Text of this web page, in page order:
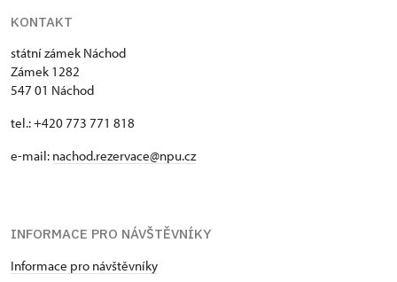
KONTAKT
státní zámek Náchod
Zámek 1282
547 01 Náchod
tel.: +420 773 771 818
e-mail: nachod.rezervace@npu.cz
INFORMACE PRO NÁVŠTĚVNÍKY
Informace pro návštěvníky